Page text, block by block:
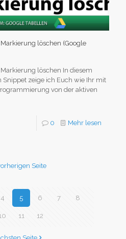
löschen (Google
löschen In diesem
zeige ich Euch wie Ihr mit
von der aktiven
0 Mehr lesen
Seite
4 5 6 7 8
11 12